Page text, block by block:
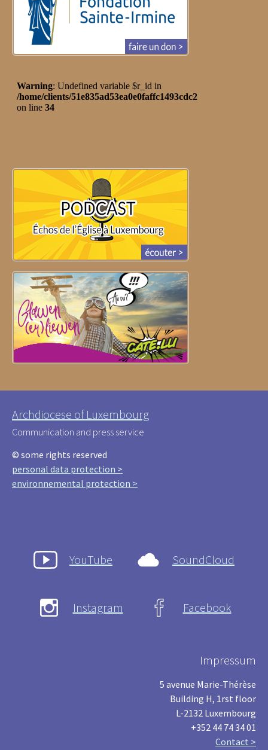
Archdiocese of Luxembourg
Communication and press service
© some rights reserved
personal data protection >
environnemental protection >
YouTube SoundCloud
Instagram Facebook
Impressum
5 avenue Marie-Thérèse
Building H, 1rst floor
L-2132 Luxembourg
+352 44 74 34 01
Contact >